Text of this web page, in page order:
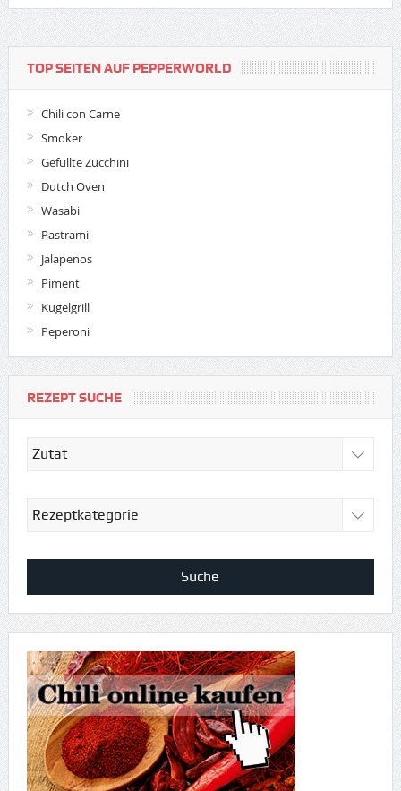
TOP SEITEN AUF PEPPERWORLD
Chili con Carne
Smoker
Gefüllte Zucchini
Dutch Oven
Wasabi
Pastrami
Jalapenos
Piment
Kugelgrill
Peperoni
REZEPT SUCHE